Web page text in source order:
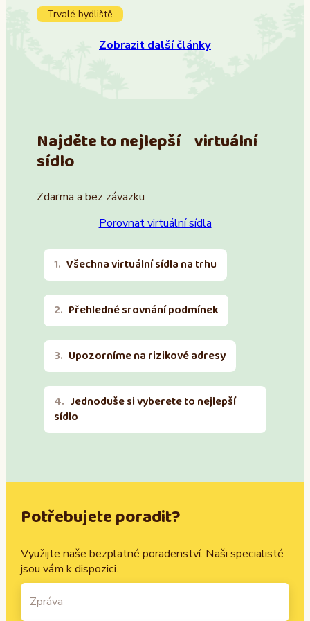
Trvalé bydliště
Zobrazit další články
Najděte to nejlepší virtuální
sídlo
Zdarma a bez závazku
Porovnat virtuální sídla
Všechna virtuální sídla na trhu
Přehledné srovnání podmínek
Upozorníme na rizikové adresy
Jednoduše si vyberete to nejlepší
sídlo
Potřebujete poradit?
Využijte naše bezplatné poradenství. Naši specialisté
jsou vám k dispozici.